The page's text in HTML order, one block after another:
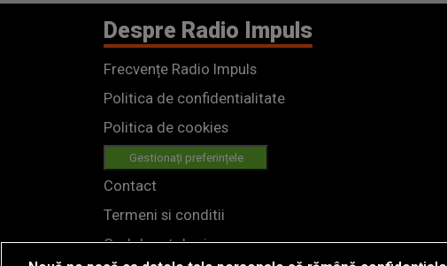
Despre Radio Impuls
Frecvențe Radio Impuls
Politica de confidentialitate
Politica de cookies
Gestionați preferințele
Contact
Termeni si conditii
Cod deontologic